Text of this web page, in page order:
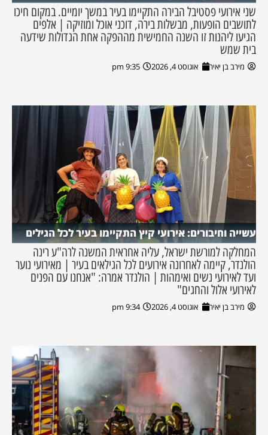
שני אירועי פסטיבל הבירה התקיימו בעיר במשך יומיים. במקום חיכו
לתושבים הופעות, מבשלות בירה, דוכני אוכל ומוזיקה | אלפים
הגיעו ליהנות זו השנה החמישית מההפקה אחת הגדולות שידעה
בית שמש
מירב בן יאיר אוגוסט 4, 2026 9:35 pm
עשייה וחיבורים: אירועי קיץ התקיימו בעיר לכל הגילים
המחלקה למורשת ישראל, עליה אחראית המשנה לרה"ע רינה
הולנדר, קיימה לאחרונה אירועים לכל הגילאים בעיר | מאירועי נוער
ועד לאירועי נשים ואימהות | הולנדר אמרה: "אנחנו עם הפנים
לאירועי אלול והחגים"
מירב בן יאיר אוגוסט 4, 2026 9:34 pm